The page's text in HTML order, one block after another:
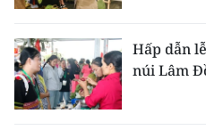
Hấp dẫn
núi Lâm